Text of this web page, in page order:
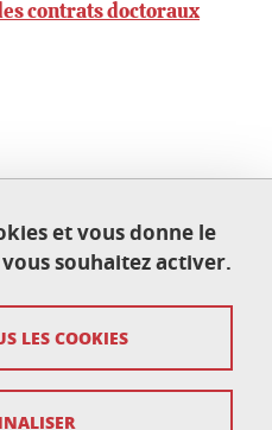
et vous donne le
souhaitez activer.
LES COOKIES
contrats doctoraux
sur LinkedIn
Martin-d'Hères